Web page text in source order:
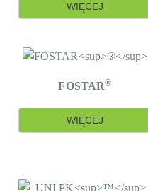
WIĘCEJ
FOSTAR®
WIĘCEJ